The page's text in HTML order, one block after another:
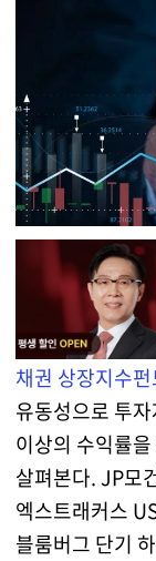
채권 상장지수
유동성으로 투
이상의 수익률
살펴본다. JP모
엑스트래커스
블룸버그 단기